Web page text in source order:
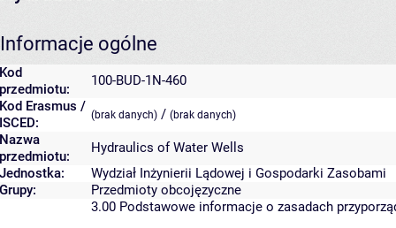
Informacje ogólne
Kod
przedmiotu:
100-BUD-1N-460
Kod Erasmus /
ISCED:
(brak danych) / (brak danych)
Nazwa
przedmiotu:
Hydraulics of Water Wells
Jednostka:
Wydział Inżynierii Lądowej i Gospodarki Zasobami
Grupy:
Przedmioty obcojęzyczne
3.00 Podstawowe informacje o zasadach